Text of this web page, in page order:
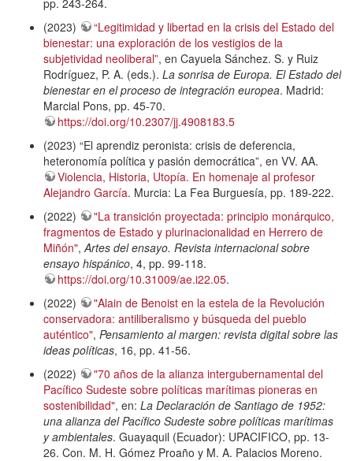
pp. 243-264.
(2023)
“Legitimidad y libertad en la crisis del Estado del
bienestar: una exploración de los vestigios de la
subjetividad neoliberal”, en Cayuela Sánchez. S. y Ruiz
Rodríguez, P. A. (eds.). La sonrisa de Europa. El Estado del
bienestar en el proceso de integración europea. Madrid:
Marcial Pons, pp. 45-70.
https://doi.org/10.2307/jj.4908183.5
(2023) “El aprendiz peronista: crisis de deferencia,
heteronomía política y pasión democrática”, en VV. AA.
Violencia, Historia, Utopía. En homenaje al profesor
Alejandro García. Murcia: La Fea Burguesía, pp. 189-222.
(2022)
"La transición proyectada: principio monárquico,
fragmentos de Estado y plurinacionalidad en Herrero de
Miñón",Artes del ensayo. Revista internacional sobre
ensayo hispánico, 4, pp. 99-118.
https://doi.org/10.31009/ae.i22.05.
(2022)
"Alain de Benoist en la estela de la Revolución
conservadora: antiliberalismo y búsqueda del pueblo
auténtico", Pensamiento al margen: revista digital sobre las
ideas políticas, 16, pp. 41-56.
(2022)
"70 años de la alianza intergubernamental del
Pacífico Sudeste sobre políticas marítimas pioneras en
sostenibilidad", en: La Declaración de Santiago de 1952:
una alianza del Pacífico Sudeste sobre políticas marítimas
y ambientales. Guayaquil (Ecuador): UPACIFICO, pp. 13-
26. Con. M. H. Gómez Proaño y M. A. Palacios Moreno.